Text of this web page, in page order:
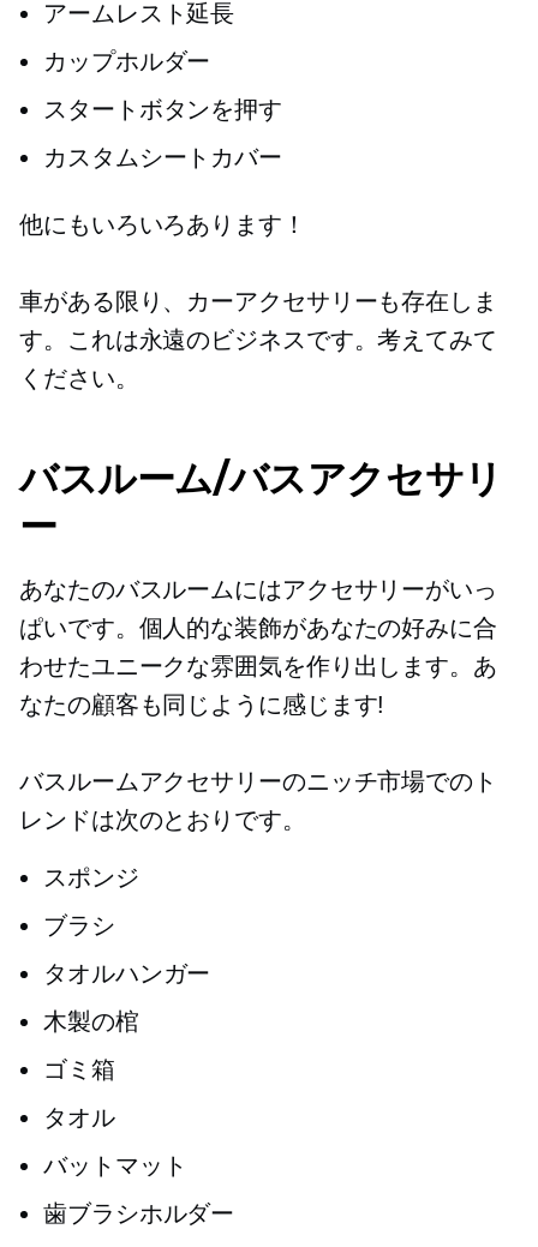
アームレスト延長
カップホルダー
スタートボタンを押す
カスタムシートカバー
他にもいろいろあります！
車がある限り、カーアクセサリーも存在しま
す。これは永遠のビジネスです。考えてみて
ください。
バスルーム/バスアクセサリ
ー
あなたのバスルームにはアクセサリーがいっ
ぱいです。個人的な装飾があなたの好みに合
わせたユニークな雰囲気を作り出します。あ
なたの顧客も同じように感じます!
バスルームアクセサリーのニッチ市場でのト
レンドは次のとおりです。
スポンジ
ブラシ
タオルハンガー
木製の棺
ゴミ箱
タオル
バットマット
歯ブラシホルダー